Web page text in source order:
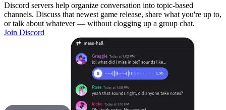
Discord servers help organize conversation into topic-based
channels. Discuss that newest game release, share what you're up to,
or talk about whatever — without clogging up a group chat.
Join Discord